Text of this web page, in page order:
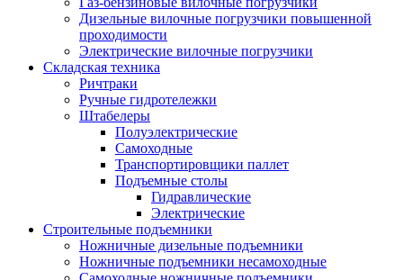
Дизельные вилочные погрузчики повышенной
проходимости
Электрические вилочные погрузчики
Складская техника
Ричтраки
Ручные гидротележки
Штабелеры
Полуэлектрические
Самоходные
Транспортировщики паллет
Подъемные столы
Гидравлические
Электрические
Строительные подъемники
Ножничные дизельные подъемники
Ножничные подъемники несамоходные